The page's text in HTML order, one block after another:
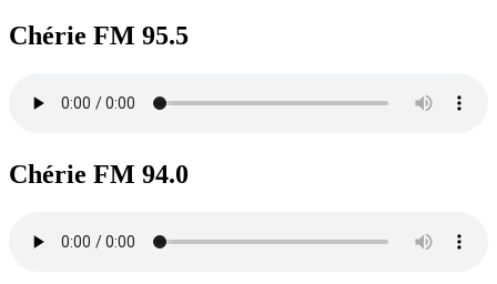
Chérie FM 95.5
Chérie FM 94.0